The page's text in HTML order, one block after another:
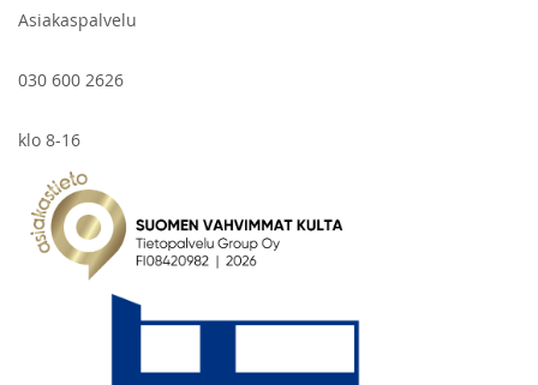
Asiakaspalvelu
030 600 2626
klo 8-16